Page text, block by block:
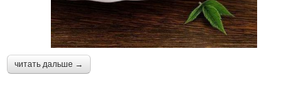
читать дальше →